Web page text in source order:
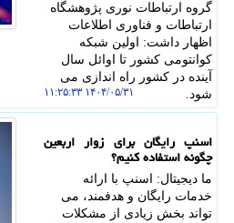
گروه ارتباطات نوری پژوهشگاه
ارتباطات و فناوری اطلاعات
اظهار داشت: اولین شبکه
کوانتومی کشور تا اوائل سال
آینده در کشور راه اندازی می
شود.
۱۴۰۴/۰۵/۳۱ ۱۱:۲۵:۳۳
اسنپ رایگان برای زوار اربعین
چگونه استفاده کنیم؟
ما دیجیتال: اسنپ با ارائه
خدمات رایگان و هدفمند، می
تواند بخش زیادی از مشکلات